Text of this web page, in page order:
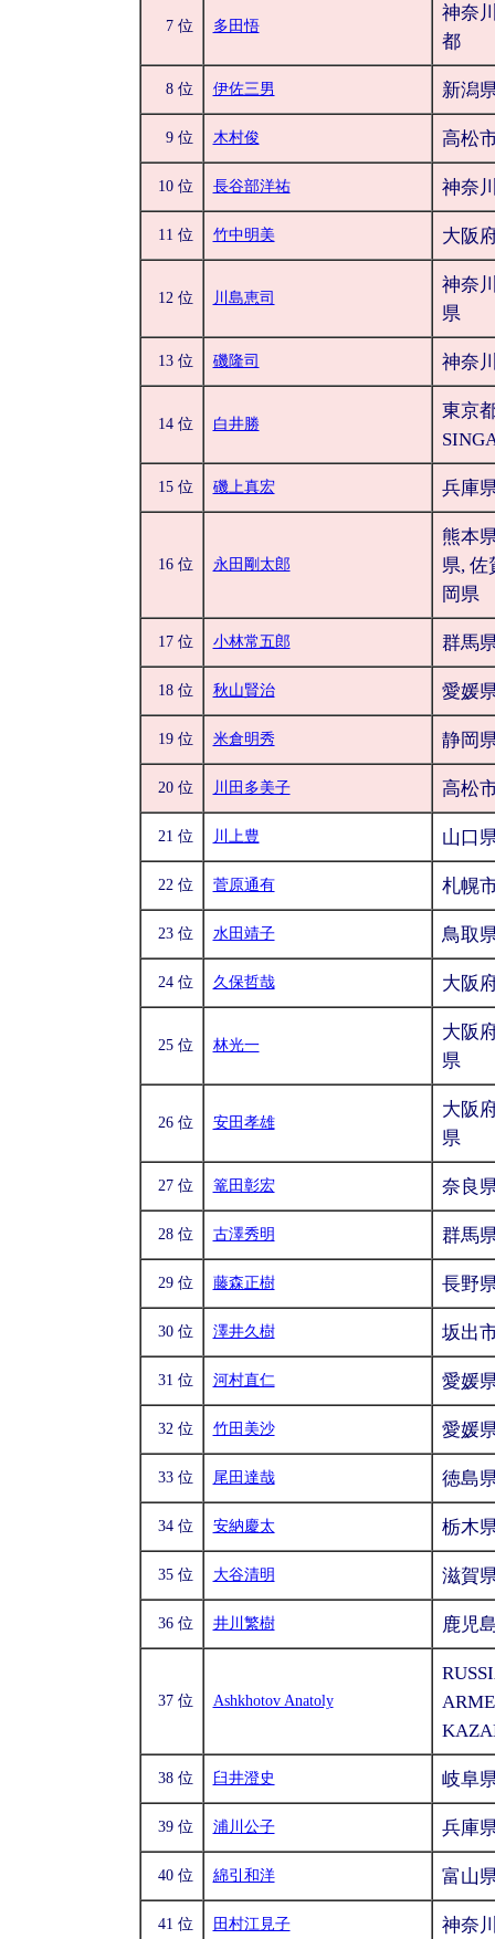
7 位 多田悟
神奈
都
8 位 伊佐三男 新潟
9 位 木村俊 高松
10 位 長谷部洋祐 神奈
11 位 竹中明美 大阪
12 位 川島恵司
神奈
県
13 位 磯隆司 神奈
14 位 白井勝
東京
15 位 磯上真宏 兵庫
16 位 永田剛太郎
熊本
県, 佐
岡県
17 位 小林常五郎 群馬
18 位 秋山賢治 愛媛
19 位 米倉明秀 静岡
20 位 川田多美子 高松
21 位 川上豊 山口
22 位 菅原通有 札幌
23 位 水田靖子 鳥取
24 位 久保哲哉 大阪
25 位 林光一
大阪
県
26 位 安田孝雄
大阪
県
27 位 篭田彰宏 奈良
28 位 古澤秀明 群馬
29 位 藤森正樹 長野
30 位 澤井久樹 坂出
31 位 河村直仁 愛媛
32 位 竹田美沙 愛媛
33 位 尾田達哉 徳島
34 位 安納慶太 栃木
35 位 大谷清明 滋賀
36 位 井川繁樹 鹿児
37 位 Ashkhotov Anatoly
38 位 臼井澄史 岐阜
39 位 浦川公子 兵庫
40 位 綿引和洋 富山
41 位 田村江見子 神奈